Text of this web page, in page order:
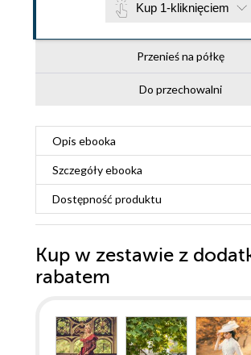
Kup 1-kliknięciem
Przenieś na półkę
Do przechowalni
Opis ebooka
Szczegółyebooka
Dostępność produktu
Kup w zestawie z
rabatem